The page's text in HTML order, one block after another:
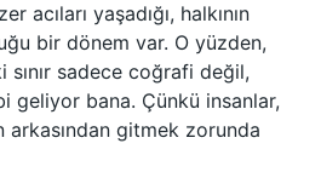
acıları yaşadığı, halkının
bir dönem var. O yüzden,
sınır sadece coğrafi değil,
geliyor bana. Çünkü insanlar,
gitmek zorunda